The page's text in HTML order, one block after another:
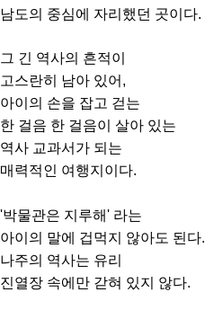
남도의 중심에 자리했던 곳이다.
그 긴 역사의 흔적이
고스란히 남아 있어,
아이의 손을 잡고 걷는
한 걸음 한 걸음이 살아 있는
역사 교과서가 되는
매력적인 여행지이다.
'박물관은 지루해' 라는
아이의 말에 겁먹지 않아도 된다.
나주의 역사는 유리
진열장 속에만 갇혀 있지 않다.